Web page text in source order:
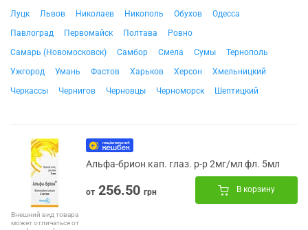
Луцк
Львов Николаев Никополь Обухов
Одесса
Павлоград
Первомайск Полтава
Ровно
Самарь (Новомосковск)
Самбор Смела Сумы
Тернополь
Ужгород
Умань Фастов Харьков Херсон
Хмельницкий
Черкассы
Чернигов Черновцы Черноморск Шептицкий
Внешний вид товара
может отличаться от
Альфа-брион кап. глаз. р-р 2мг/мл фл. 5мл
от 256.50 грн В корзину